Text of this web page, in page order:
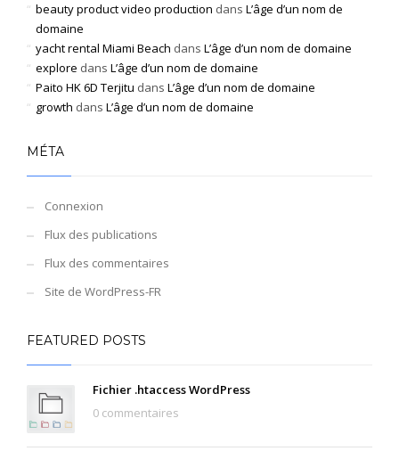
beauty product video production dans L’âge d’un nom de
domaine
yacht rental Miami Beach dans L’âge d’un nom de domaine
explore dans L’âge d’un nom de domaine
Paito HK 6D Terjitu dans L’âge d’un nom de domaine
growth dans L’âge d’un nom de domaine
MÉTA
Connexion
Flux des publications
Flux des commentaires
Site de WordPress-FR
FEATURED POSTS
Fichier .htaccess WordPress
0 commentaires